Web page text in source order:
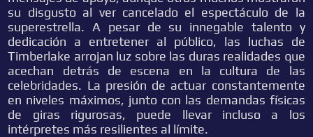
su disgusto al ver cancelado el espectáculo de la
superestrella. A pesar de su innegable talento y
dedicación a entretener al público, las luchas de
Timberlake arrojan luz sobre las duras realidades que
acechan detrás de escena en la cultura de las
celebridades. La presión de actuar constantemente
en niveles máximos, junto con las demandas físicas
de giras rigurosas, puede llevar incluso a los
intérpretes más resilientes al límite.